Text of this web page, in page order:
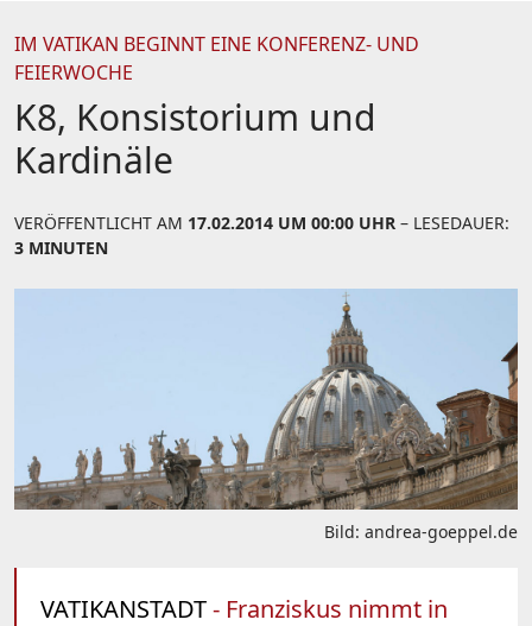
IM VATIKAN BEGINNT EINE KONFERENZ- UND
FEIERWOCHE
K8, Konsistorium und
Kardinäle
VERÖFFENTLICHT AM 17.02.2014 UM 00:00 UHR – LESEDAUER:
3 MINUTEN
Bild: andrea-goeppel.de
VATIKANSTADT- Franziskus nimmt in